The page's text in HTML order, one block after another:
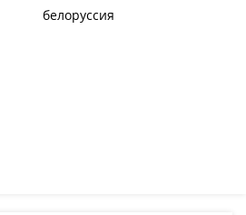
белоруссия